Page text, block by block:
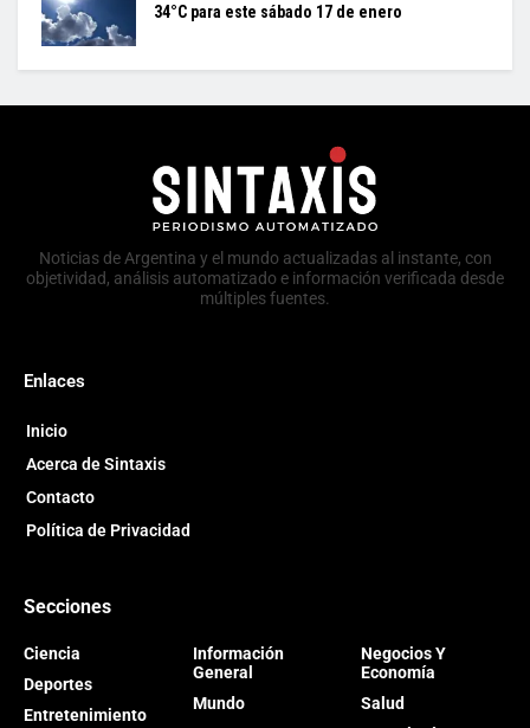
34°C para este sábado 17 de enero
Noticias de Argentina y el mundo actualizadas al instante, con
objetividad, análisis automatizado e información verificada desde
múltiples fuentes.
Enlaces
Inicio
Acerca de Sintaxis
Contacto
Política de Privacidad
Secciones
Ciencia
Deportes
Entretenimiento
Información
General
Mundo
Negocios Y
Economía
Salud